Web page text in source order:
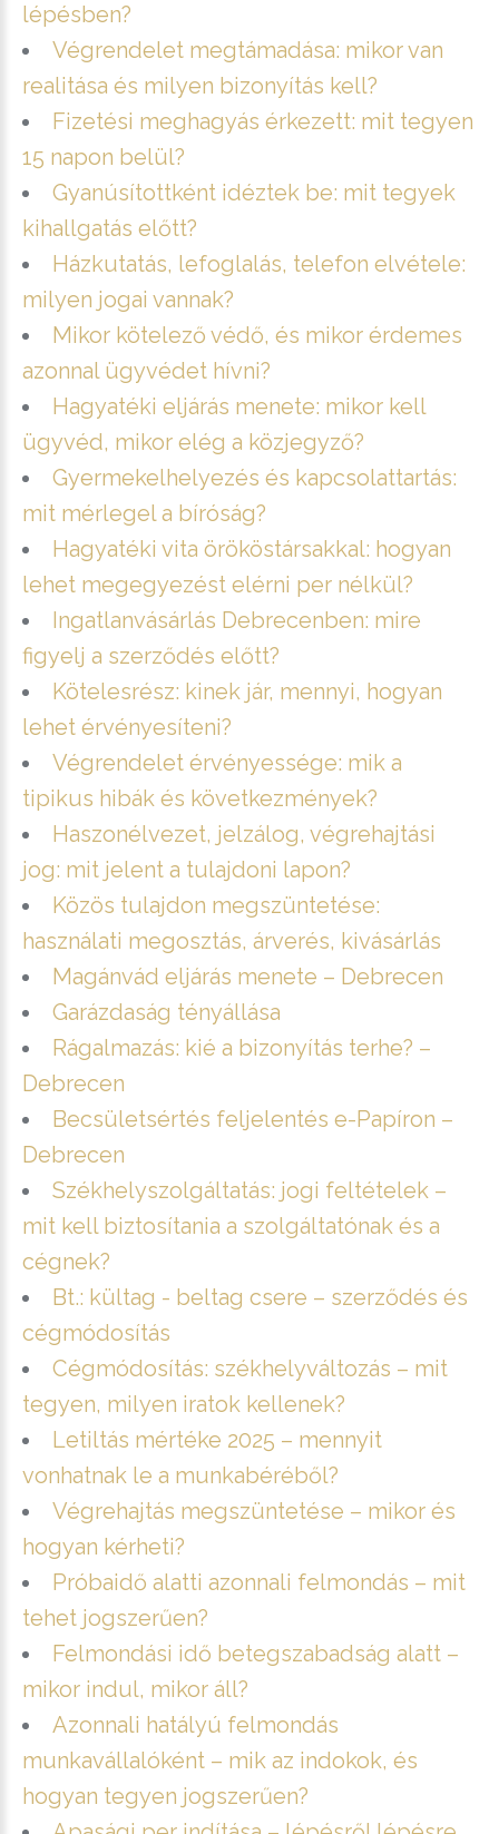
lépésben?
Végrendelet megtámadása: mikor van
realitása és milyen bizonyítás kell?
Fizetési meghagyás érkezett: mit tegyen
15 napon belül?
Gyanúsítottként idéztek be: mit tegyek
kihallgatás előtt?
Házkutatás, lefoglalás, telefon elvétele:
milyen jogai vannak?
Mikor kötelező védő, és mikor érdemes
azonnal ügyvédet hívni?
Hagyatéki eljárás menete: mikor kell
ügyvéd, mikor elég a közjegyző?
Gyermekelhelyezés és kapcsolattartás:
mit mérlegel a bíróság?
Hagyatéki vita örököstársakkal: hogyan
lehet megegyezést elérni per nélkül?
Ingatlanvásárlás Debrecenben: mire
figyelj a szerződés előtt?
Kötelesrész: kinek jár, mennyi, hogyan
lehet érvényesíteni?
Végrendelet érvényessége: mik a
tipikus hibák és következmények?
Haszonélvezet, jelzálog, végrehajtási
jog: mit jelent a tulajdoni lapon?
Közös tulajdon megszüntetése:
használati megosztás, árverés, kivásárlás
Magánvád eljárás menete – Debrecen
Garázdaság tényállása
Rágalmazás: kié a bizonyítás terhe? –
Debrecen
Becsületsértés feljelentés e-Papíron –
Debrecen
Székhelyszolgáltatás: jogi feltételek –
mit kell biztosítania a szolgáltatónak és a
cégnek?
Bt.: kültag - beltag csere – szerződés és
cégmódosítás
Cégmódosítás: székhelyváltozás – mit
tegyen, milyen iratok kellenek?
Letiltás mértéke 2025 – mennyit
vonhatnak le a munkabéréből?
Végrehajtás megszüntetése – mikor és
hogyan kérheti?
Próbaidő alatti azonnali felmondás – mit
tehet jogszerűen?
Felmondási idő betegszabadság alatt –
mikor indul, mikor áll?
Azonnali hatályú felmondás
munkavállalóként – mik az indokok, és
hogyan tegyen jogszerűen?